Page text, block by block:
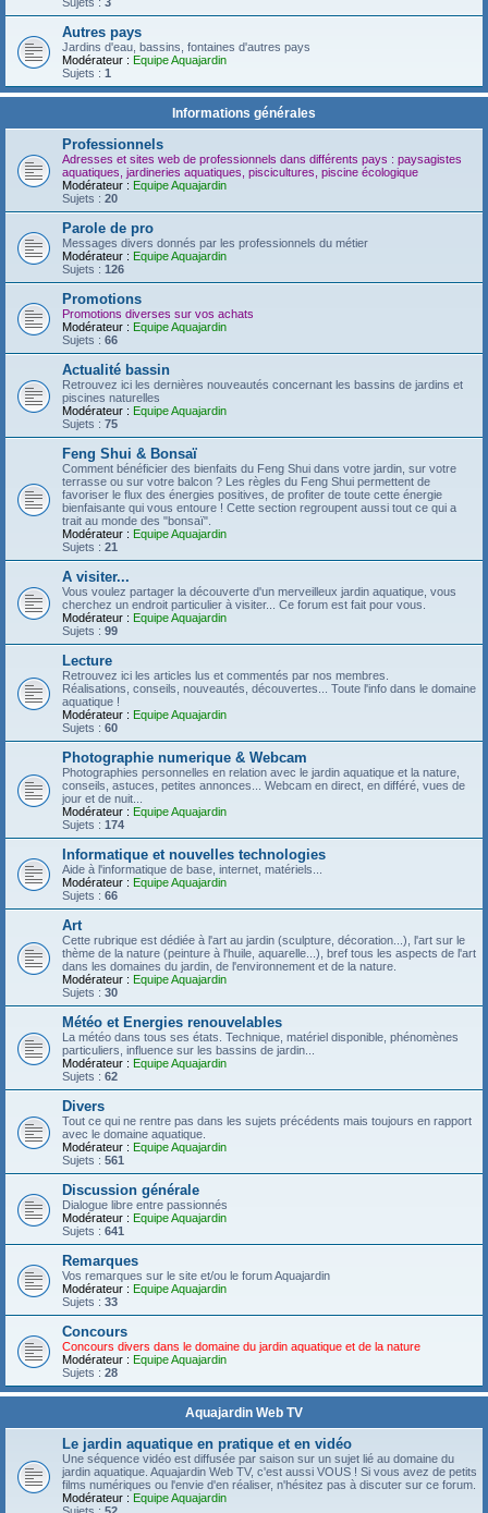
Autres pays
Jardins d'eau, bassins, fontaines d'autres pays
Modérateur : Equipe Aquajardin
Sujets : 1
Informations générales
Professionnels
Adresses et sites web de professionnels dans différents pays : paysagistes
aquatiques, jardineries aquatiques, piscicultures, piscine écologique
Modérateur : Equipe Aquajardin
Sujets : 20
Parole de pro
Messages divers donnés par les professionnels du métier
Modérateur : Equipe Aquajardin
Sujets : 126
Promotions
Promotions diverses sur vos achats
Modérateur : Equipe Aquajardin
Sujets : 66
Actualité bassin
Retrouvez ici les dernières nouveautés concernant les bassins de jardins et
piscines naturelles
Modérateur : Equipe Aquajardin
Sujets : 75
Feng Shui & Bonsaï
Comment bénéficier des bienfaits du Feng Shui dans votre jardin, sur votre
terrasse ou sur votre balcon ? Les règles du Feng Shui permettent de
favoriser le flux des énergies positives, de profiter de toute cette énergie
bienfaisante qui vous entoure ! Cette section regroupent aussi tout ce qui a
trait au monde des "bonsaï".
Modérateur : Equipe Aquajardin
Sujets : 21
A visiter...
Vous voulez partager la découverte d'un merveilleux jardin aquatique, vous
cherchez un endroit particulier à visiter... Ce forum est fait pour vous.
Modérateur : Equipe Aquajardin
Sujets : 99
Lecture
Retrouvez ici les articles lus et commentés par nos membres.
Réalisations, conseils, nouveautés, découvertes... Toute l'info dans le domaine
aquatique !
Modérateur : Equipe Aquajardin
Sujets : 60
Photographie numerique & Webcam
Photographies personnelles en relation avec le jardin aquatique et la nature,
conseils, astuces, petites annonces... Webcam en direct, en différé, vues de
jour et de nuit...
Modérateur : Equipe Aquajardin
Sujets : 174
Informatique et nouvelles technologies
Aide à l'informatique de base, internet, matériels...
Modérateur : Equipe Aquajardin
Sujets : 66
Art
Cette rubrique est dédiée à l'art au jardin (sculpture, décoration...), l'art sur le
thème de la nature (peinture à l'huile, aquarelle...), bref tous les aspects de l'art
dans les domaines du jardin, de l'environnement et de la nature.
Modérateur : Equipe Aquajardin
Sujets : 30
Météo et Energies renouvelables
La météo dans tous ses états. Technique, matériel disponible, phénomènes
particuliers, influence sur les bassins de jardin...
Modérateur : Equipe Aquajardin
Sujets : 62
Divers
Tout ce qui ne rentre pas dans les sujets précédents mais toujours en rapport
avec le domaine aquatique.
Modérateur : Equipe Aquajardin
Sujets : 561
Discussion générale
Dialogue libre entre passionnés
Modérateur : Equipe Aquajardin
Sujets : 641
Remarques
Vos remarques sur le site et/ou le forum Aquajardin
Modérateur : Equipe Aquajardin
Sujets : 33
Concours
Concours divers dans le domaine du jardin aquatique et de la nature
Modérateur : Equipe Aquajardin
Sujets : 28
Aquajardin Web TV
Le jardin aquatique en pratique et en vidéo
Une séquence vidéo est diffusée par saison sur un sujet lié au domaine du
jardin aquatique. Aquajardin Web TV, c'est aussi VOUS ! Si vous avez de petits
films numériques ou l'envie d'en réaliser, n'hésitez pas à discuter sur ce forum.
Modérateur : Equipe Aquajardin